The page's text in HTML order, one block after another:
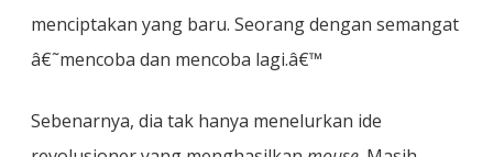
menciptakan yang baru. Seorang dengan semangat
â€˜mencoba dan mencoba lagi.â€™
Sebenarnya, dia tak hanya menelurkan ide